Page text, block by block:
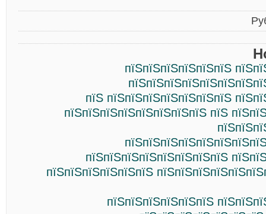
пїЅпїЅпїЅпїЅпїЅпїЅ
пїЅ пїЅпїЅпїЅпїЅпїЅпїЅпїЅ
пїЅпїЅпїЅпїЅпїЅпїЅпїЅпїЅ пїЅ
пїЅпїЅпїЅпїЅпїЅпїЅпїЅпїЅ
пїЅпїЅпїЅпїЅпїЅпїЅ
пїЅпїЅпїЅпїЅпїЅпїЅ